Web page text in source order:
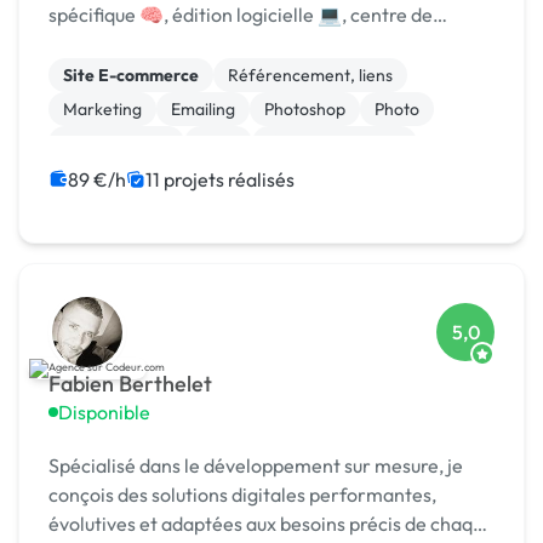
spécifique 🧠, édition logicielle 💻, centre de
MASQUÉE] 🏆 !
Site E-commerce
Référencement, liens
Marketing
Emailing Photoshop
Photo
Boutons
89 €/h 11 projets réalisés
Fabien Berthelet
Disponible
5,0
Spécialisé dans le développement sur mesure, je
conçois des solutions digitales performantes,
évolutives et adaptées aux besoins précis de chaque